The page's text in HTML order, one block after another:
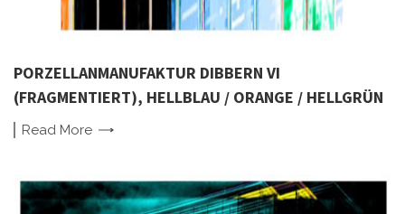
PORZELLANMANUFAKTUR DIBBERN VI
(FRAGMENTIERT), HELLBLAU / ORANGE / HELLGRÜN
Read More